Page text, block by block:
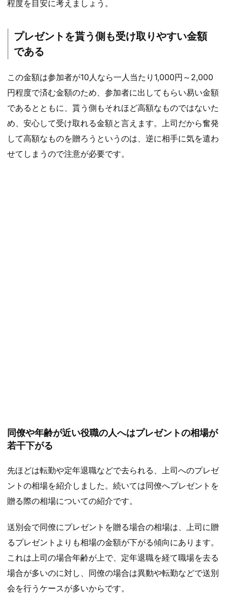
程度を目安に考えましょう。
プレゼントを貰う側も受け取りやすい金額
である
この金額は参加者が10人なら一人当たり1,000円～2,000
円程度で済む金額のため、参加者に出してもらい易い金額
であるとともに、貰う側もそれほど高額なものではないた
め、安心して受け取れる金額と言えます。上司だから奮発
して高額なものを贈ろうというのは、逆に相手に気を遣わ
せてしまうので注意が必要です。
同僚や年齢が近い役職の人へはプレゼントの相場が
若干下がる
先ほどは転勤や定年退職などで去られる、上司へのプレゼ
ントの相場を紹介しました。続いては同僚へプレゼントを
贈る際の相場についての紹介です。
送別会で同僚にプレゼントを贈る場合の相場は、上司に贈
るプレゼントよりも相場の金額が下がる傾向にあります。
これは上司の場合年齢が上で、定年退職を経て職場を去る
場合が多いのに対し、同僚の場合は異動や転勤などで送別
会を行うケースが多いからです。